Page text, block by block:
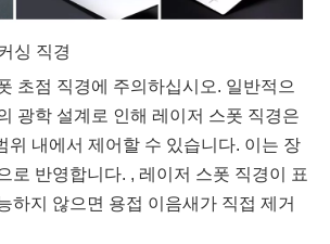
싱 직경
초점 직경에 주의하십시오. 일반적으
광학 설계로 인해 레이저 스폿 직경은
위 내에서 제어할 수 있습니다. 이는 장
로 반영합니다. , 레이저 스폿 직경이 표
하지 않으면 용접 이음새가 직접 제거